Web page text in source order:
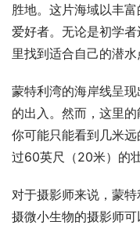
胜地。这片海域以丰
爱好者。无论是初学
里找到适合自己的潜水
蒙特利湾的海岸线呈
的出入。然而，这里
你可能只能看到几米
过60英尺（20米）的
对于摄影师来说，蒙
摄微小生物的摄影师